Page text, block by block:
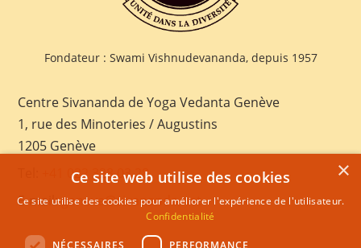
Fondateur : Swami Vishnudevananda, depuis 1957
Centre Sivananda de Yoga Vedanta Genève
1, rue des Minoteries / Augustins
1205 Genève
+41 022 328 03 28
E-mail:geneva@sivananda.net
×
Ce site web utilise des cookies
Ce site utilise des cookies pour améliorer l'expérience de l'utilisateur.
Confidentialité
NÉCESSAIRES PERFORMANCE